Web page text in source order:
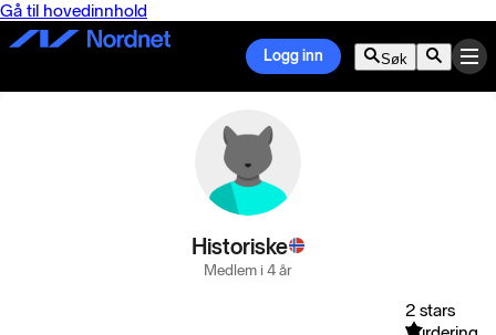
Gå til hovedinnhold
Logg inn Søk
Historiske
Medlem i 4 år
2 stars